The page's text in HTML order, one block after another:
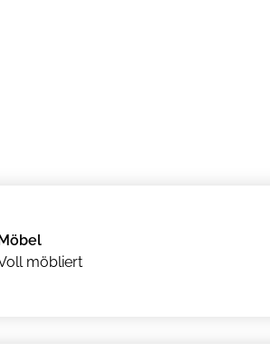
möbliert